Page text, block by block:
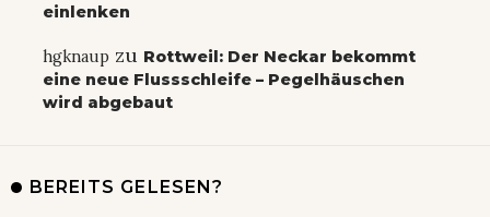
einlenken
hgknaup zu Rottweil: Der Neckar bekommt
eine neue Flussschleife – Pegelhäuschen
wird abgebaut
BEREITS GELESEN?